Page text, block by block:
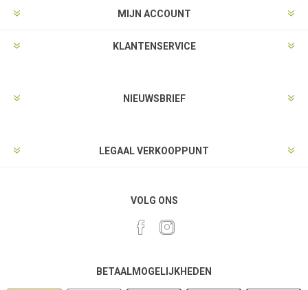
MIJN ACCOUNT
KLANTENSERVICE
NIEUWSBRIEF
LEGAAL VERKOOPPUNT
VOLG ONS
BETAALMOGELIJKHEDEN